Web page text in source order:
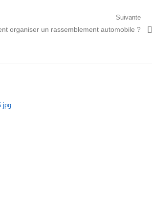
Suivante
organiser un rassemblement automobile ?